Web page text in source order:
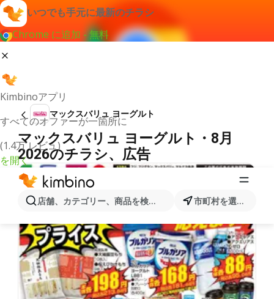
いつでも手元に最新のチラシ
Chrome に追加 - 無料
Kimbinoアプリ
すべてのオファーが一箇所に
(1.4万 レビュ)
を開く
店舗、カテゴリー、商品を検索... 市町村を選択します
マックスバリュ ヨーグルト
マックスバリュ ヨーグルト・8月
2026のチラシ、広告